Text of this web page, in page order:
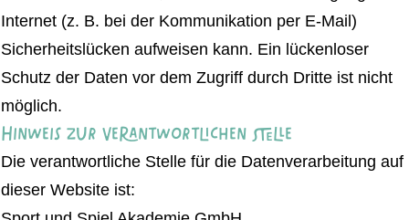
Internet (z. B. bei der Kommunikation per E-Mail)
Sicherheitslücken aufweisen kann. Ein lückenloser
Schutz der Daten vor dem Zugriff durch Dritte ist nicht
möglich.
Hinweis zur verantwortlichen Stelle
Die verantwortliche Stelle für die Datenverarbeitung auf
dieser Website ist: